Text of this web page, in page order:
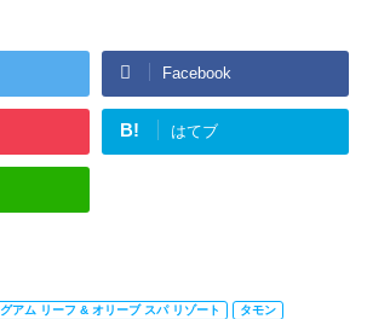
Facebook
B! はてブ
グアム リーフ & オリーブ スパ リゾート タモン